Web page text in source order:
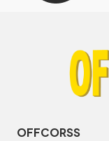
OFFCORSS